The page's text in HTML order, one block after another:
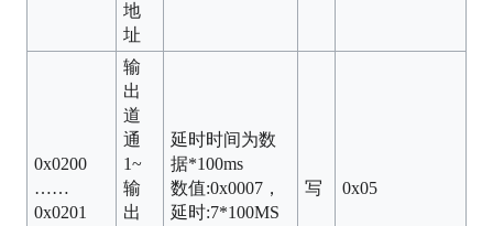
地
址
0x0200
……
0x0201
输
出
道
通
1~
输
出
延时时间为数
据*100ms
数值:0x0007，
延时:7*100MS
写 0x05